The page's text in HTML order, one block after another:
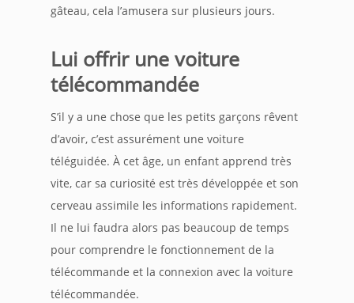
gâteau, cela l’amusera sur plusieurs jours.
Lui offrir une voiture
télécommandée
S’il y a une chose que les petits garçons rêvent
d’avoir, c’est assurément une voiture
téléguidée. À cet âge, un enfant apprend très
vite, car sa curiosité est très développée et son
cerveau assimile les informations rapidement.
Il ne lui faudra alors pas beaucoup de temps
pour comprendre le fonctionnement de la
télécommande et la connexion avec la voiture
télécommandée.